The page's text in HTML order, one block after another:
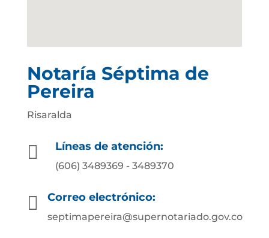
Notaría Séptima de
Pereira
Risaralda
 Líneas de atención:
(606) 3489369 - 3489370
 Correo electrónico:
septimapereira@supernotariado.gov.co